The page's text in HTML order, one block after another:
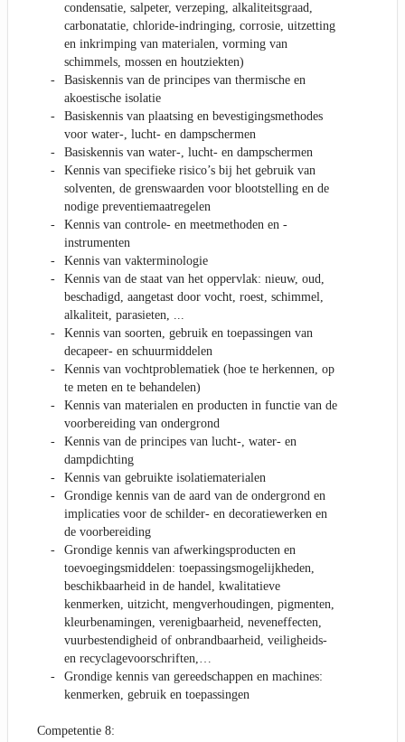
condensatie, salpeter, verzeping, alkaliteitsgraad,
carbonatatie, chloride-indringing, corrosie, uitzetting
en inkrimping van materialen, vorming van
schimmels, mossen en houtziekten)
Basiskennis van de principes van thermische en
akoestische isolatie
Basiskennis van plaatsing en bevestigingsmethodes
voor water-, lucht- en dampschermen
Basiskennis van water-, lucht- en dampschermen
Kennis van specifieke risico’s bij het gebruik van
solventen, de grenswaarden voor blootstelling en de
nodige preventiemaatregelen
Kennis van controle- en meetmethoden en -
instrumenten
Kennis van vakterminologie
Kennis van de staat van het oppervlak: nieuw, oud,
beschadigd, aangetast door vocht, roest, schimmel,
alkaliteit, parasieten, ...
Kennis van soorten, gebruik en toepassingen van
decapeer- en schuurmiddelen
Kennis van vochtproblematiek (hoe te herkennen, op
te meten en te behandelen)
Kennis van materialen en producten in functie van de
voorbereiding van ondergrond
Kennis van de principes van lucht-, water- en
dampdichting
Kennis van gebruikte isolatiematerialen
Grondige kennis van de aard van de ondergrond en
implicaties voor de schilder- en decoratiewerken en
de voorbereiding
Grondige kennis van afwerkingsproducten en
toevoegingsmiddelen: toepassingsmogelijkheden,
beschikbaarheid in de handel, kwalitatieve
kenmerken, uitzicht, mengverhoudingen, pigmenten,
kleurbenamingen, verenigbaarheid, neveneffecten,
vuurbestendigheid of onbrandbaarheid, veiligheids-
en recyclagevoorschriften,…
Grondige kennis van gereedschappen en machines:
kenmerken, gebruik en toepassingen
Competentie 8: